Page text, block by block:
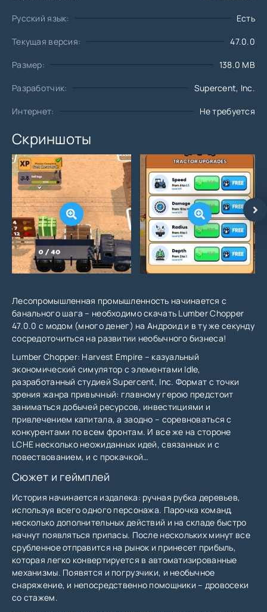
Русский язык: Есть
Текущая версия: 47.0.0
Размер: 138.0 MB
Разработчик: Supercent, Inc.
Интернет: Не требуется
Скриншоты
Лесопромышленная промышленность начинается с
банального шага – необходимо скачать Lumber Chopper
47.0.0 с модом (много денег) на Андроид и в ту же секунду
сосредоточиться на развитии необычного бизнеса!
Lumber Chopper: Harvest Empire – казуальный
экономический симулятор с элементами Idle,
разработанный студией Supercent, Inc. Формат с точки
зрения жанра привычный: главному герою предстоит
заниматься добычей ресурсов, инвестициями и
привлечением капитала, а заодно – соревноваться с
конкурентами по всем фронтам. И все же на стороне
LCHE несколько неожиданных идей, связанных и с
повествованием, и с прокачкой…
Сюжет и геймплей
История начинается издалека: ручная рубка деревьев,
используя всего одного персонажа. Парочка команд,
несколько дополнительных действий и на складе быстро
начнут появляться припасы. После нескольких минут все
срубленное отправится на рынок и принесет прибыль,
которая легко конвертируется в автоматизированные
механизмы. Появятся и погрузчики, и необычное
снаряжение, и непосредственно помощники – дровосеки
со стажем.